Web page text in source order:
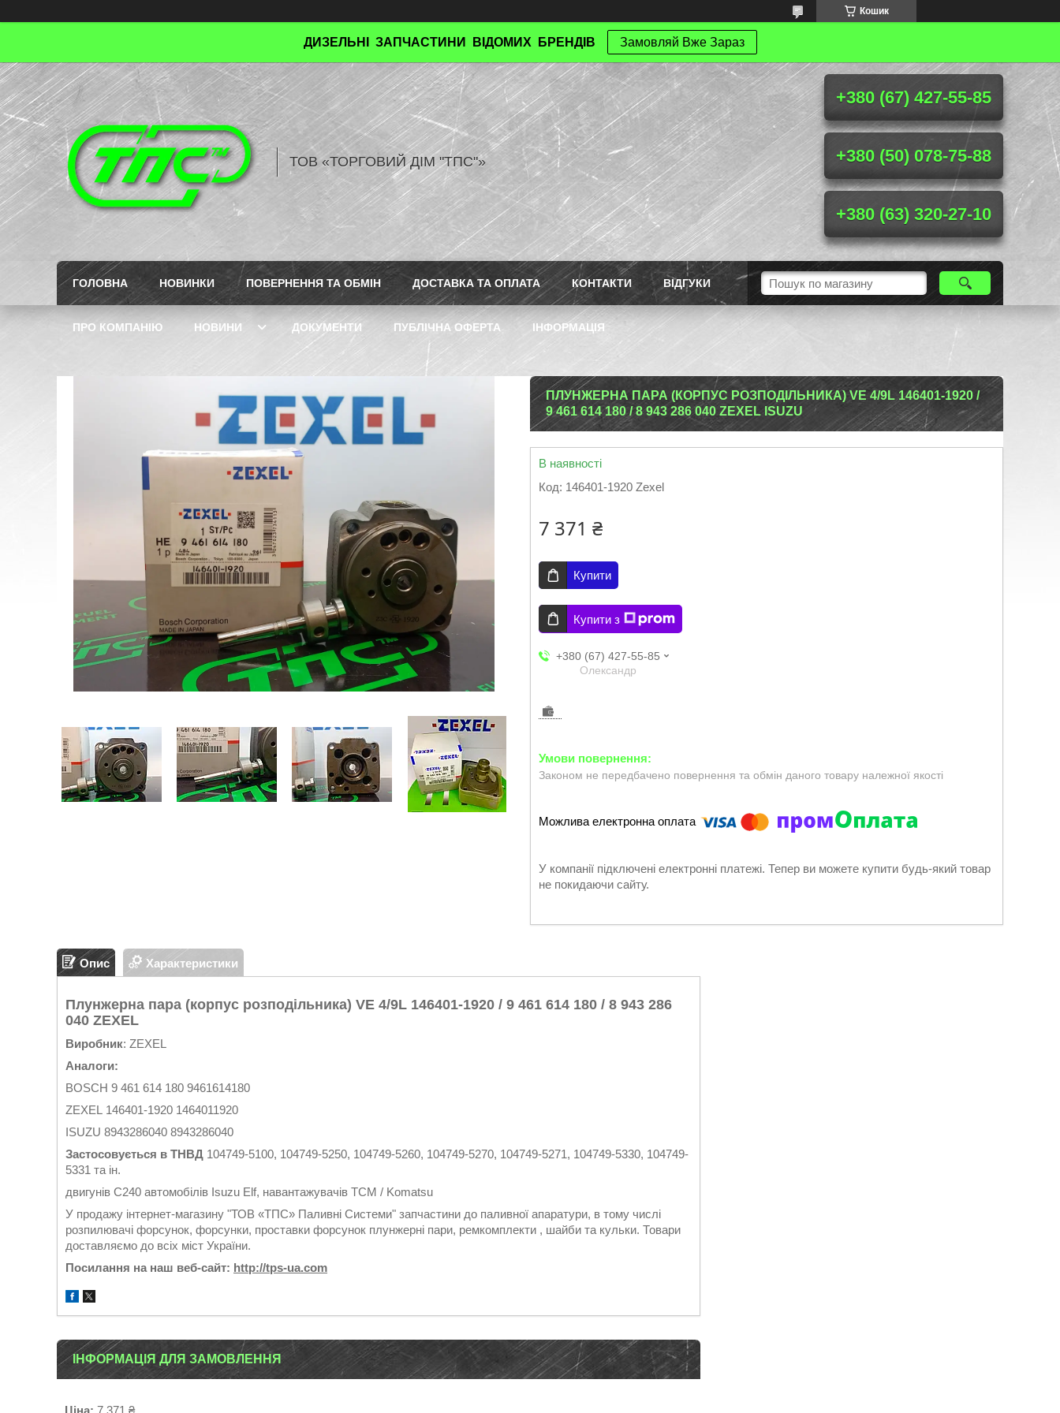
Кошик
ДИЗЕЛЬНІ ЗАПЧАСТИНИ ВІДОМИХ БРЕНДІВ Замовляй Вже Зараз
ТОВ «ТОРГОВИЙ ДІМ "ТПС"»
+380 (67) 427-55-85
+380 (50) 078-75-88
+380 (63) 320-27-10
ГОЛОВНА НОВИНКИ ПОВЕРНЕННЯ ТА ОБМІН ДОСТАВКА ТА ОПЛАТА КОНТАКТИ ВІДГУКИ
ПРО КОМПАНІЮ НОВИНИ ДОКУМЕНТИ ПУБЛІЧНА ОФЕРТА ІНФОРМАЦІЯ
ПЛУНЖЕРНА ПАРА (КОРПУС РОЗПОДІЛЬНИКА) VE 4/9L 146401-1920 /
9 461 614 180 / 8 943 286 040 ZEXEL ISUZU
В наявності
Код: 146401-1920 Zexel
7 371 ₴
Купити
Купити з
+380 (67) 427-55-85
Олександр
Законом не передбачено повернення та обмін даного товару належної якості
У компанії підключені електронні платежі. Тепер ви можете купити будь-який товар
не покидаючи сайту.
Опис Характеристики
Плунжерна пара (корпус розподільника) VE 4/9L 146401-1920 / 9 461 614 180 / 8 943 286
040 ZEXEL
Виробник: ZEXEL
Аналоги:
BOSCH 9 461 614 180 9461614180
ZEXEL 146401-1920 1464011920
ISUZU 8943286040 8943286040
Застосовується в ТНВД 104749-5100, 104749-5250, 104749-5260, 104749-5270, 104749-5271, 104749-5330, 104749-
5331 та ін.
двигунів C240 автомобілів Isuzu Elf, навантажувачів ТСМ / Komatsu
У продажу інтернет-магазину "ТОВ «ТПС» Паливні Системи" запчастини до паливної апаратури, в тому числі
розпилювачі форсунок, форсунки, проставки форсунок плунжерні пари, ремкомплекти , шайби та кульки. Товари
доставляємо до всіх міст України.
Посилання на наш веб-сайт: http://tps-ua.com
ІНФОРМАЦІЯ ДЛЯ ЗАМОВЛЕННЯ
Ціна: 7 371 ₴